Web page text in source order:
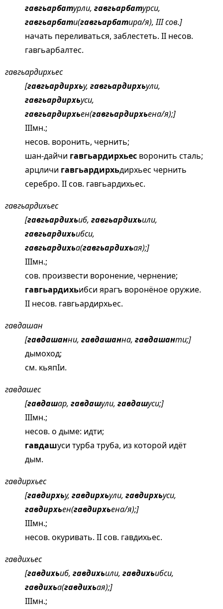
гавгьарбатурли, гавгьарбатурси,
гавгьарбати(гавгьарбатира/я), III сов.]
начать переливаться, заблестеть. II несов.
гавгьарбалтес.
гавгьардирхьес
[гавгьардирхьу, гавгьардирхьули,
гавгьардирхьуси,
гавгьардирхьен(гавгьардирхьена/я);]
IIIмн.;
несов. воронить, чернить;
шан-дайчи гавгьардирхьес воронить сталь;
арцличи гавгьардирхьдирхьес чернить
серебро. II сов. гавгьардихьес.
гавгьардихьес
[гавгьардихьиб, гавгьардихьили,
гавгьардихьибси,
гавгьардихьа(гавгьардихьая);]
IIIмн.;
сов. произвести воронение, чернение;
гавгьардихьибси ярагъ воронёное оружие.
II несов. гавгьардирхьес.
гавдашан
[гавдашанни, гавдашанна, гавдашанти;]
дымоход;
см. кьяпIи.
гавдашес
[гавдашар, гавдашули, гавдашуси;]
IIIмн.;
несов. о дыме: идти;
гавдашуси турба труба, из которой идёт
дым.
гавдирхьес
[гавдирхьу, гавдирхьули, гавдирхьуси,
гавдирхьен(гавдирхьена/я);]
IIIмн.;
несов. окуривать. II сов. гавдихьес.
гавдихьес
[гавдихьиб, гавдихьили, гавдихьибси,
гавдихьа(гавдихьая);]
IIIмн.;